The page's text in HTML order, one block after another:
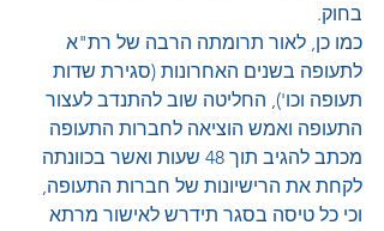
בחוק.
כמו כן, לאור תרומתה הרבה של רת"א
לתעופה בשנים האחרונות (סגירת שדות
תעופה וכו'), החליטה שוב להתנדב לעצור
התעופה ואמש הוציאה לחברות התעופה
מכתב להגיב תוך 48 שעות ואשר בכוונתה
לקחת את הרישיונות של חברות התעופה,
וכי כל טיסה בסגר תידרש לאישור מרתא